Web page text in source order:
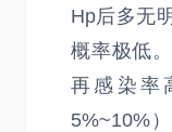
Hp后多无
概率极低
再感染率
5%~10%